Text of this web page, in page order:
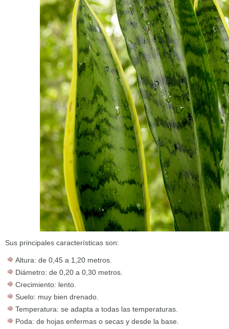
Sus principales características son:
Altura: de 0,45 a 1,20 metros.
Diámetro: de 0,20 a 0,30 metros.
Crecimiento: lento.
Suelo: muy bien drenado.
Temperatura: se adapta a todas las temperaturas.
Poda: de hojas enfermas o secas y desde la base.